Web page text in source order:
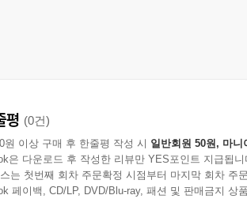
평 (0건)
원 이상 구매 후 한줄평 작성 시 일반회원 50원, 마니
은 다운로드 후 작성한 리뷰만 YES포인트 지급됩니
는 첫번째 회차 주문확정 시점부터 마지막 회차 주
페이백, CD/LP, DVD/Blu-ray, 패션 및 판매금지 상